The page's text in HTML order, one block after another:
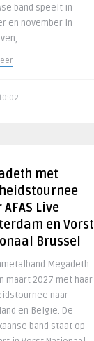
band speelt in
en november in
..
met
Live
en Vorst
Brussel
Megadeth
maart 2027 met haar
naar
en België. De
band staat op